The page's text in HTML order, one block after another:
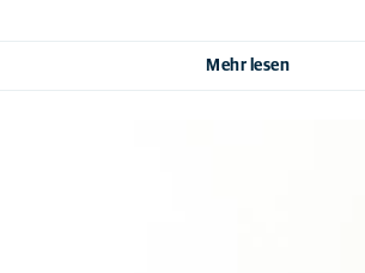
Mehr lesen